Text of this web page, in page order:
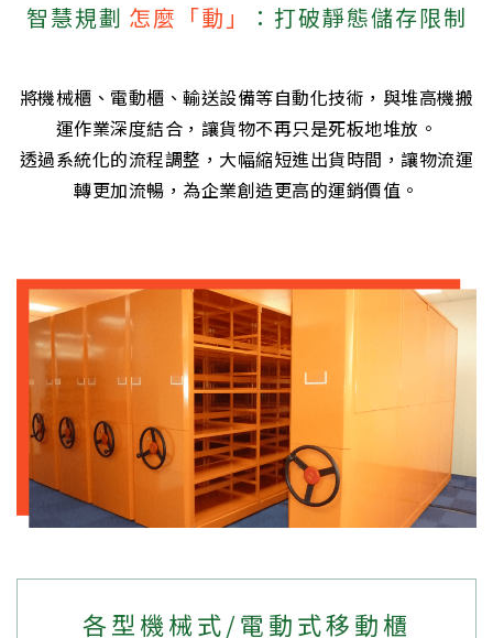
智慧規劃 怎麼「動」 ：打破靜態儲存限制
將機械櫃、電動櫃、輸送設備等自動化技術，與堆高機搬
運作業深度結合，讓貨物不再只是死板地堆放。
透過系統化的流程調整，大幅縮短進出貨時間，讓物流運
轉更加流暢，為企業創造更高的運銷價值。
各型機械式/電動式移動櫃